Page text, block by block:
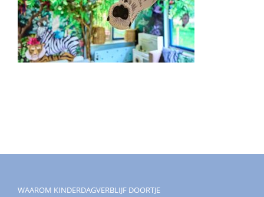
WAAROM KINDERDAGVERBLIJF DOORTJE